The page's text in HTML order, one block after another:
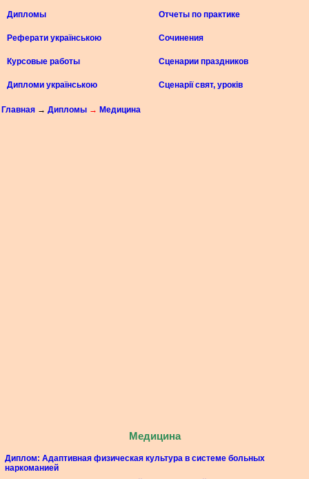
Дипломы Отчеты по практике
Реферати українською Сочинения
Курсовые работы Сценарии праздников
Дипломи українською Сценарії свят, уроків
Главная → Дипломы → Медицина
Медицина
Диплом: Адаптивная физическая культура в системе больных
наркоманией